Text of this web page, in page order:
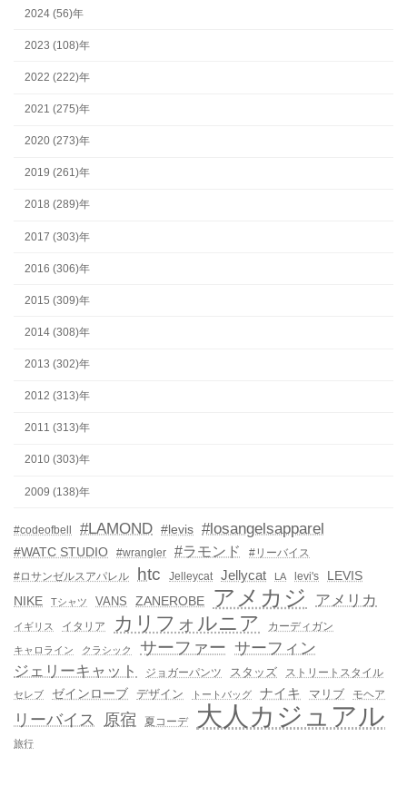
2024 (56)年
2023 (108)年
2022 (222)年
2021 (275)年
2020 (273)年
2019 (261)年
2018 (289)年
2017 (303)年
2016 (306)年
2015 (309)年
2014 (308)年
2013 (302)年
2012 (313)年
2011 (313)年
2010 (303)年
2009 (138)年
#codeofbell #LAMOND #levis #losangelsapparel
#WATC STUDIO #wrangler #ラモンド
#リーバイス
#ロサンゼルスアパレル
htc Jelleycat Jellycat LA levi's
LEVIS
NIKE
Tシャツ VANS ZANEROBE アメカジ アメリカ
イギリス イタリア カリフォルニア カーディガン
キャロライン クラシック サーファー サーフィン
ジェリーキャット
ジョガーパンツ スタッズ ストリートスタイル
セレブ ゼインローブ デザイン トートバッグ ナイキ マリブ モヘア
リーバイス 原宿 夏コーデ 大人カジュアル
旅行